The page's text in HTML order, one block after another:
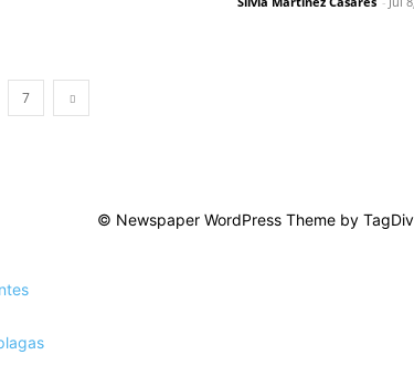
7
© Newspaper WordPress Theme by TagDiv